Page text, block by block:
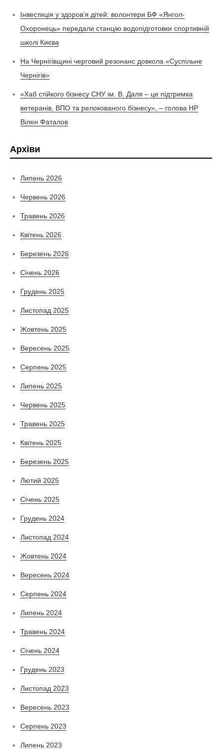
Інвестиція у здоров’я дітей: волонтери БФ «Янгол-
Охоронець» передали станцію водопідготовки спортивній
школі Києва
На Чернігівщині черговий резонанс довкола «Суспільне
Чернігів»
«Хаб стійкого бізнесу СНУ ім. В. Даля – це підтримка
ветеранів, ВПО та релокованого бізнесу», – голова НР
Вілен Фаталов
Архіви
Липень 2026
Червень 2026
Травень 2026
Квітень 2026
Березень 2026
Січень 2026
Грудень 2025
Листопад 2025
Жовтень 2025
Вересень 2025
Серпень 2025
Липень 2025
Червень 2025
Травень 2025
Квітень 2025
Березень 2025
Лютий 2025
Січень 2025
Грудень 2024
Листопад 2024
Жовтень 2024
Вересень 2024
Серпень 2024
Липень 2024
Травень 2024
Січень 2024
Грудень 2023
Листопад 2023
Вересень 2023
Серпень 2023
Липень 2023